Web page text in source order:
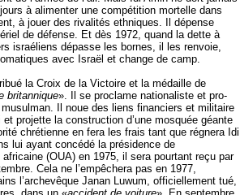
à alimenter une compétition mortelle dans
à jouer des rivalités ethniques. Il dépense
de défense. Et dès 1972, quand la dette à
israéliens dépasse les bornes, il les renvoie,
avec Israël et change de camp.
la Croix de la Victoire et la médaille de
britannique». Il se proclame nationaliste et pro-
Il noue des liens financiers et militaire
projette la construction d’une mosquée géante
chrétienne en fera les frais tant que régnera Idi
lui ayant concédé la présidence de
africaine (OUA) en 1975, il sera pourtant reçu par
Cela ne l’empêchera pas en 1977,
l’archevêque Janan Luwum, officiellement tué,